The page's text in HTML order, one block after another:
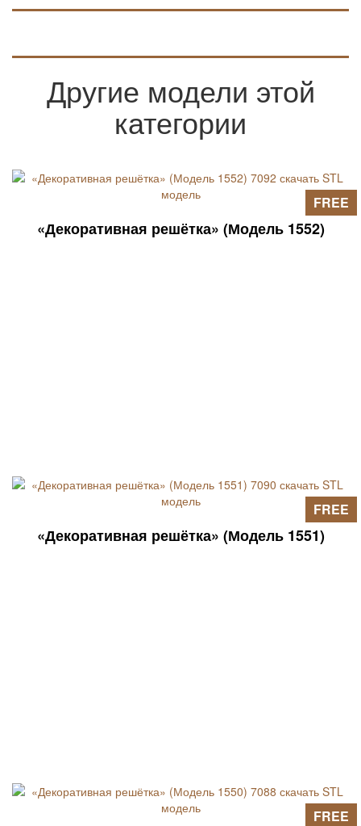
Другие модели этой
категории
«Декоративная решётка» (Модель 1552)
FREE
«Декоративная решётка» (Модель 1551)
FREE
FREE